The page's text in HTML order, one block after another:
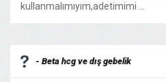
kullanmalımıyım,adetimimi ...
- Beta hcg ve dış gebelik